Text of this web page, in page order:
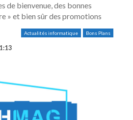
de bienvenue, des bonnes
» et bien sûr des promotions
Actualités informatique Bons Plans